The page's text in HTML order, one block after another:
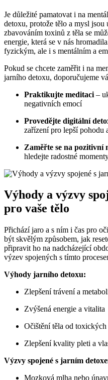
Je důležité pamatovat i na
detoxu, protože tělo a mysl jsou
zbavováním toxinů z těla se
energie, která se v nás
fyzickým, ale i s mentálním a
Pokud se chcete zaměřit i na
jarního detoxu, doporučujeme
Praktikujte meditaci –
negativních emocí
Provedějte digitální
zařízení pro lepší pohodu
Zaměřte se na pozitivní
hledejte radostné
Výhody a výzvy
pro vaše tělo
Přichází jaro a s ním i čas pro
být skvělým způsobem, jak
připravit ho na nadcházející
výzev spojených s tímto
Výhody jarního detoxu:
Zlepšení trávení a
Zvýšená energie a vitalita
Očištění těla od toxických
Zlepšení kvality pleti a
Výzvy spojené s jarním
Mozková mlha nebo